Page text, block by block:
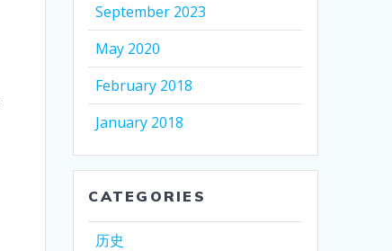
September 2023
May 2020
February 2018
January 2018
CATEGORIES
历史